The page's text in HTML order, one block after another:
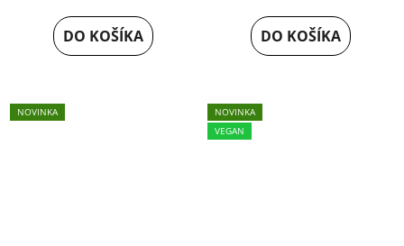
DO KOŠÍKA DO KOŠÍKA
NOVINKA
NOVINKA
VEGAN